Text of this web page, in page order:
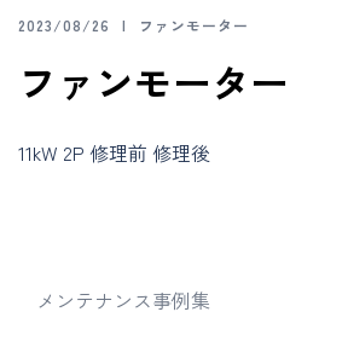
2023/08/26 ファンモーター
ファンモーター
11kW 2P 修理前 修理後
メンテナンス事例集